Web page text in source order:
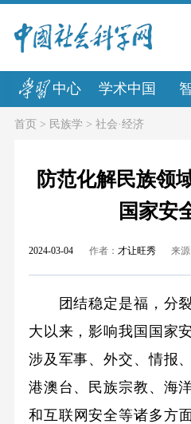
中心 学术中国
首页> 民族学 > 社会·经济
防范化解民族领
国家安
2024-03-04 作者： 才让旺秀 来
团结稳定是福，分裂
大以来，影响我国国家
涉及军事、外交、情报
港澳台、民族宗教、海
和互联网安全等诸多方面